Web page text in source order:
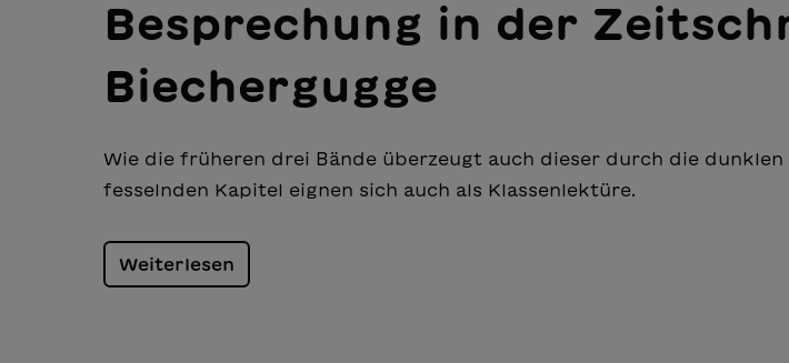
Besprechung in der
Biechergugge
Wie die früheren drei Bände überzeugt auch dieser durch die dunklen
fesselnden Kapitel eignen sich auch als Klassenlektüre.
Weiterlesen